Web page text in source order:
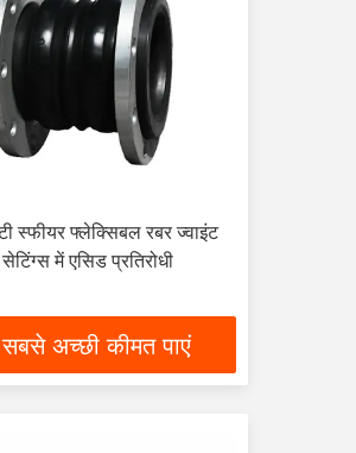
स्फीयर फ्लेक्सिबल रबर ज्वाइंट
में एसिड प्रतिरोधी
सबसे अच्छी कीमत पाएं